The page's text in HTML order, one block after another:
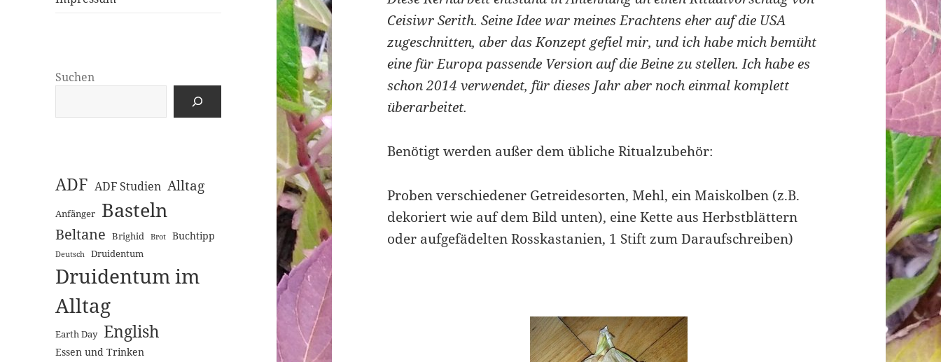
Suchen
ADF ADF Studien Alltag
Anfänger Basteln
Beltane Brighid Brot Buchtipp
Deutsch Druidentum
Druidentum im
Alltag
Earth Day English
Essen und Trinken
Ceisiwr Serith. Seine Idee war meines Erachtens eher auf die USA
zugeschnitten, aber das Konzept gefiel mir, und ich habe mich bemüht
eine für Europa passende Version auf die Beine zu stellen. Ich habe es
schon 2014 verwendet, für dieses Jahr aber noch einmal komplett
überarbeitet.
Benötigt werden außer dem übliche Ritualzubehör:
Proben verschiedener Getreidesorten, Mehl, ein Maiskolben (z.B.
dekoriert wie auf dem Bild unten), eine Kette aus Herbstblättern
oder aufgefädelten Rosskastanien, 1 Stift zum Daraufschreiben)